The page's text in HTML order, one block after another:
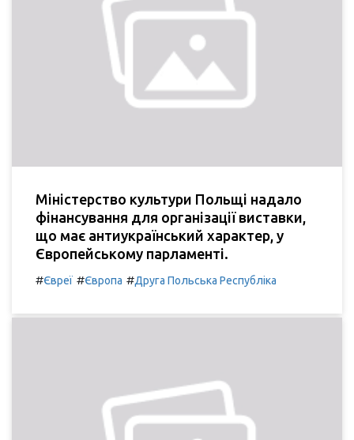
Міністерство культури Польщі надало
фінансування для організації виставки,
що має антиукраїнський характер, у
Європейському парламенті.
#Євреї #Європа #Друга Польська Республіка